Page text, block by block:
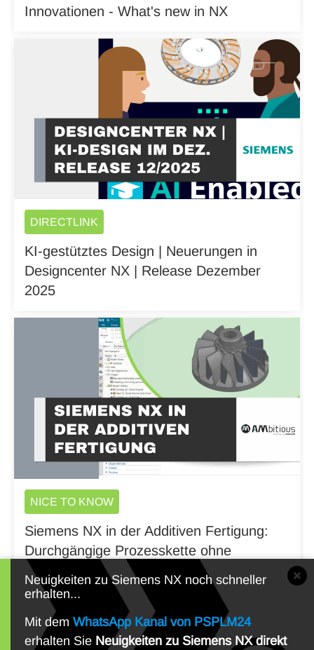
Neuigkeiten zu Siemens NX noch schneller
erhalten...
Mit dem WhatsApp Kanal von PSPLM24
erhalten Sie Neuigkeiten zu Siemens NX direkt
Innovationen - What's new in NX
DIRECTLINK
KI-gestütztes Design | Neuerungen in
Designcenter NX | Release Dezember
2025
NICE TO KNOW
Siemens NX in der Additiven Fertigung:
Durchgängige Prozesskette ohne
Schnittstellen